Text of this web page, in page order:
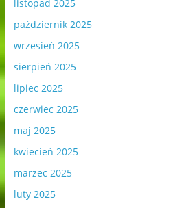
listopad 2025
październik 2025
wrzesień 2025
sierpień 2025
lipiec 2025
czerwiec 2025
maj 2025
kwiecień 2025
marzec 2025
luty 2025